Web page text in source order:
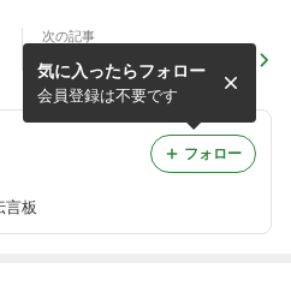
次の記事
東大阪市御厨中 リフォーム
中古戸建
言板
気に入ったらフォロー
会員登録は不要です
フォロー